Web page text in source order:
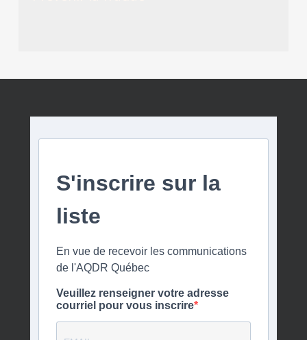
S'inscrire sur la
liste
En vue de recevoir les communications
de l'AQDR Québec
Veuillez renseigner votre adresse
courriel pour vous inscrire